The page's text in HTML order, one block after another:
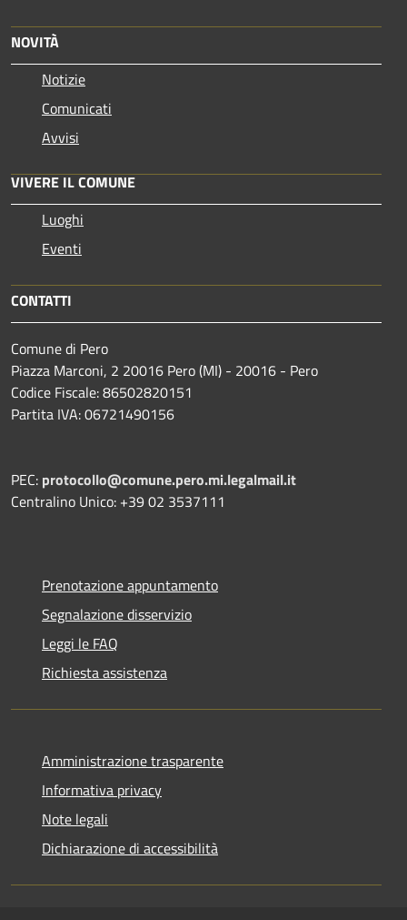
NOVITÀ
Notizie
Comunicati
Avvisi
VIVERE IL COMUNE
Luoghi
Eventi
CONTATTI
Comune di Pero
Piazza Marconi, 2 20016 Pero (MI) - 20016 - Pero
Codice Fiscale: 86502820151
Partita IVA: 06721490156
PEC: protocollo@comune.pero.mi.legalmail.it
Centralino Unico: +39 02 3537111
Prenotazione appuntamento
Segnalazione disservizio
Leggi le FAQ
Richiesta assistenza
Amministrazione trasparente
Informativa privacy
Note legali
Dichiarazione di accessibilità